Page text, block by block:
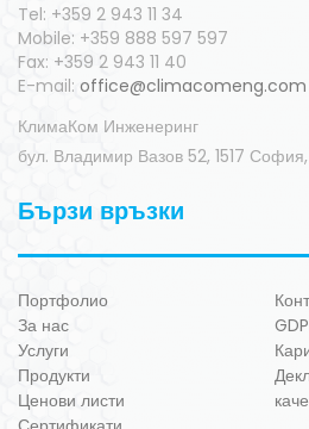
Tel: +359 2 943 11 34
Mobile: +359 888 597 597
Fax: +359 2 943 11 40
E-mail: office@climacomeng.com
КлимаКом Инженеринг
бул. Владимир Вазов 52, 1517
Бързи връзки
Портфолио
За нас
Услуги
Продукти
Ценови листи